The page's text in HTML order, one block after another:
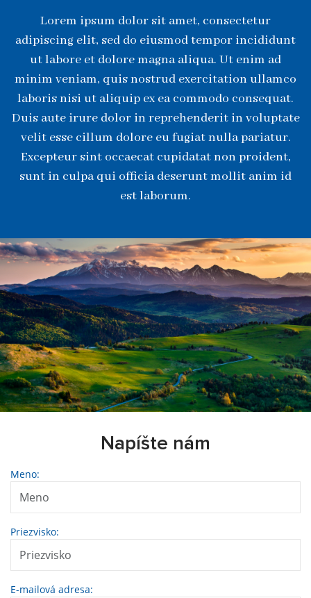
Lorem ipsum dolor sit amet, consectetur
adipiscing elit, sed do eiusmod tempor incididunt
ut labore et dolore magna aliqua. Ut enim ad
minim veniam, quis nostrud exercitation ullamco
laboris nisi ut aliquip ex ea commodo consequat.
Duis aute irure dolor in reprehenderit in voluptate
velit esse cillum dolore eu fugiat nulla pariatur.
Excepteur sint occaecat cupidatat non proident,
sunt in culpa qui officia deserunt mollit anim id
est laborum.
Napíšte nám
Meno:
Priezvisko:
E-mailová adresa: